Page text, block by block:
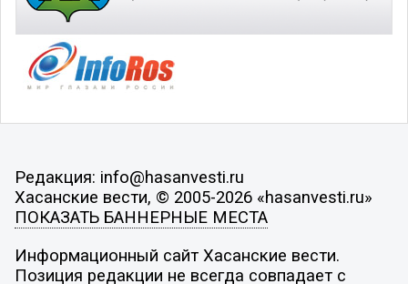
Редакция: info@hasanvesti.ru
Хасанские вести, © 2005-2026 «hasanvesti.ru»
ПОКАЗАТЬ БАННЕРНЫЕ МЕСТА
Информационный сайт Хасанские вести.
Позиция редакции не всегда совпадает с